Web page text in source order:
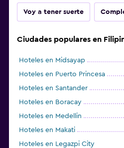
Voy a tener suerte
Ciudades populares en
Hoteles en Midsayap
Hoteles en Puerto Princesa
Hoteles en Santander
Hoteles en Boracay
Hoteles en Medellin
Hoteles en Makati
Hoteles en Legazpi City